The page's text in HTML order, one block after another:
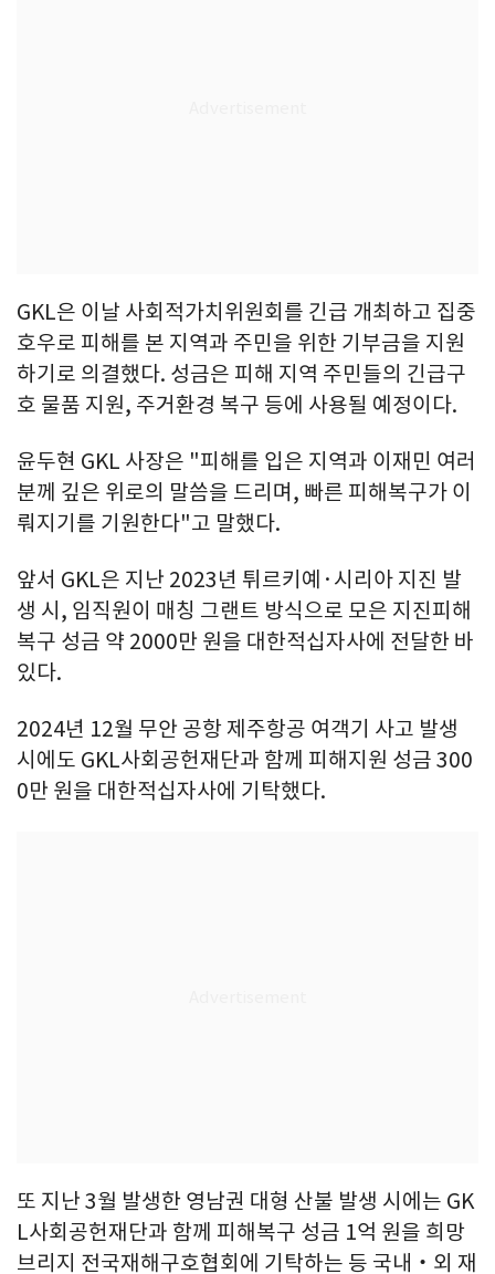
GKL은 이날 사회적가치위원회를 긴급 개최하고 집중
호우로 피해를 본 지역과 주민을 위한 기부금을 지원
하기로 의결했다. 성금은 피해 지역 주민들의 긴급구
호 물품 지원, 주거환경 복구 등에 사용될 예정이다.
윤두현 GKL 사장은 "피해를 입은 지역과 이재민 여러
분께 깊은 위로의 말씀을 드리며, 빠른 피해복구가 이
뤄지기를 기원한다"고 말했다.
앞서 GKL은 지난 2023년 튀르키예·시리아 지진 발
생 시, 임직원이 매칭 그랜트 방식으로 모은 지진피해
복구 성금 약 2000만 원을 대한적십자사에 전달한 바
있다.
2024년 12월 무안 공항 제주항공 여객기 사고 발생
시에도 GKL사회공헌재단과 함께 피해지원 성금 300
0만 원을 대한적십자사에 기탁했다.
또 지난 3월 발생한 영남권 대형 산불 발생 시에는 GK
L사회공헌재단과 함께 피해복구 성금 1억 원을 희망
브리지 전국재해구호협회에 기탁하는 등 국내‧외 재